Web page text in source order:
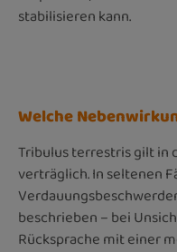
stabilisieren kann.
Welche
Tribulus terrestris gilt in
verträglich. In seltenen
beschrieben – bei
Rücksprache mit einer